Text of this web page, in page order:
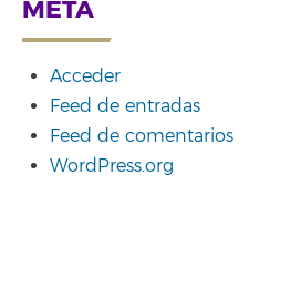
META
Acceder
Feed de entradas
Feed de comentarios
WordPress.org